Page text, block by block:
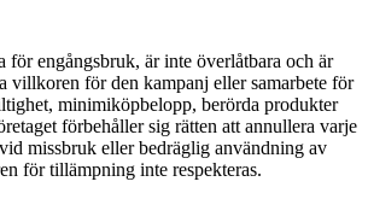
för engångsbruk, är inte överlåtbara och är
villkoren för den kampanj eller samarbete för
minimiköpbelopp, berörda produkter
förbehåller sig rätten att annullera varje
missbruk eller bedräglig användning av
för tillämpning inte respekteras.